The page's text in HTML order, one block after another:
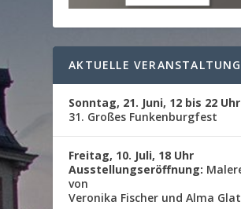
AKTUELLE
Sonntag, 21. Juni, 12 bis 22 Uhr
31. Großes Funkenburgfest
Freitag, 10. Juli, 18 Uhr
Ausstellungseröffnung:
von
Veronika Fischer und Alma